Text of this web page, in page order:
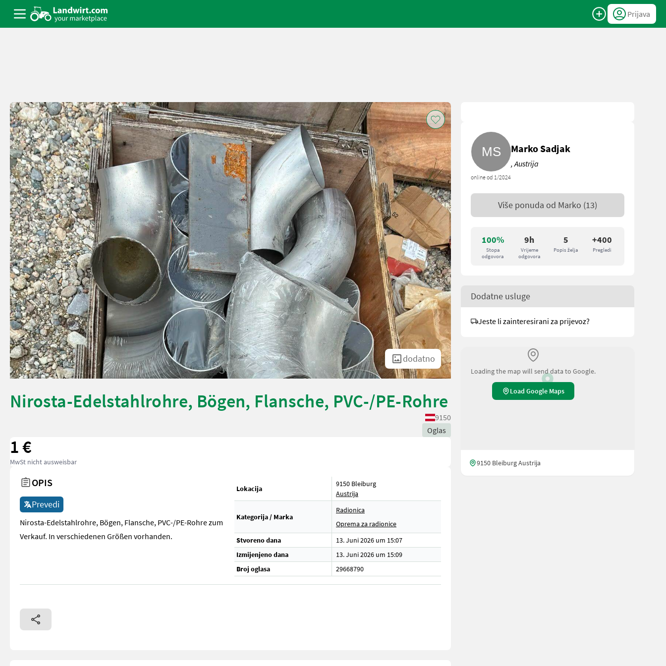
Prijava
dodatno
Nirosta-Edelstahlrohre, Bögen, Flansche, PVC-/PE-Rohre
Oglas
9150
1 €
MwSt nicht ausweisbar
OPIS
Prevedi
Nirosta-Edelstahlrohre, Bögen, Flansche, PVC-/PE-Rohre zum
Verkauf. In verschiedenen Größen vorhanden.
Lokacija
9150 Bleiburg
Austrija
Kategorija / Marka
Radionica
Oprema za radionice
Stvoreno dana
13. Juni 2026 um 15:07
Izmijenjeno dana
13. Juni 2026 um 15:09
Broj oglasa
29668790
100%
Stopa
odgovora
9h
Vrijeme
odgovora
5
Popis želja
+400
Pregledi
online od 1/2024
Marko Sadjak
, Austrija
Više ponuda od Marko (13)
Dodatne usluge
Jeste li zainteresirani za prijevoz?
Loading the map will send data to Google.
Load Google Maps
9150 Bleiburg Austrija